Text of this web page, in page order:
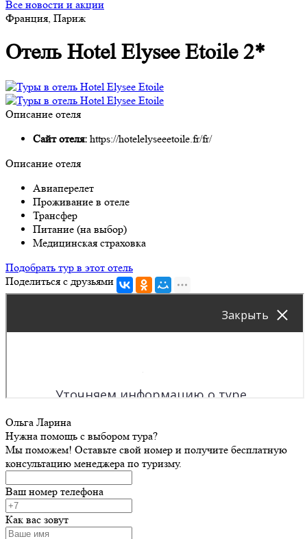
Все новости и акции
Франция, Париж
Отель Hotel Elysee Etoile 2*
Описание отеля
Сайт отеля: https://hotelelyseeetoile.fr/fr/
Описание отеля
Авиаперелет
Проживание в отеле
Трансфер
Питание (на выбор)
Медицинская страховка
Подобрать тур в этот отель
Поделиться с друзьями
Ольга Ларина
Нужна помощь с выбором тура?
Мы поможем! Оставьте свой номер и получите бесплатную
консультацию менеджера по туризму.
Ваш номер телефона
Как вас зовут